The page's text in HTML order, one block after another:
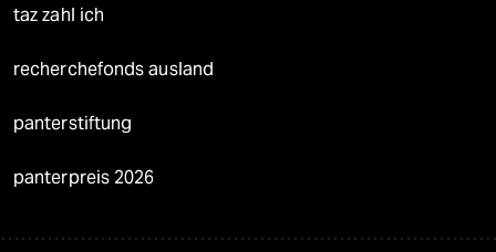
taz zahl ich
recherchefonds ausland
panterstiftung
panterpreis 2026